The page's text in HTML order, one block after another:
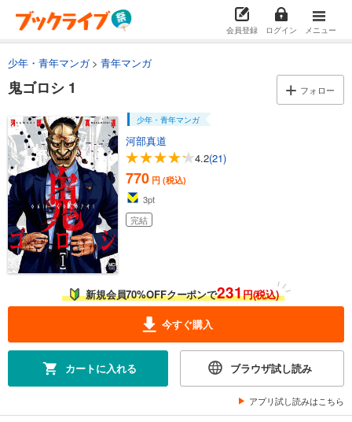
会員登録 ログイン メニュー
少年・青年マンガ 青年マンガ
鬼ゴロシ 1 フォロー
少年・青年マンガ
河部真道
4.2(21)
770 円 (税込)
3pt
完結
新規会員70%OFFクーポンで231円(税込)
今すぐ購入
カートに入れる ブラウザ試し読み
アプリ試し読みはこちら